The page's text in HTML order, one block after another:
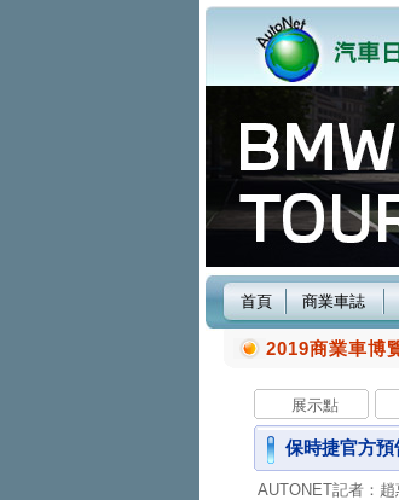
首頁 商業車誌
2019商業車博
展示點
保時捷官方
AUTONET記者：